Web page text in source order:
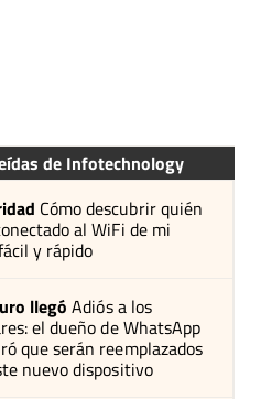
de Infotechnology
Cómo descubrir quién
al WiFi de mi
y rápido
llegó Adiós a los
el dueño de WhatsApp
que serán reemplazados
nuevo dispositivo